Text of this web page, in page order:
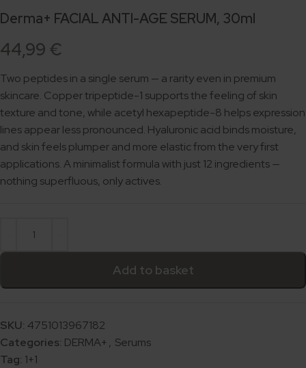
Derma+ FACIAL ANTI-AGE SERUM, 30ml
44,99 €
Two peptides in a single serum — a rarity even in premium
skincare. Copper tripeptide-1 supports the feeling of skin
texture and tone, while acetyl hexapeptide-8 helps expression
lines appear less pronounced. Hyaluronic acid binds moisture,
and skin feels plumper and more elastic from the very first
applications. A minimalist formula with just 12 ingredients —
nothing superfluous, only actives.
Add to basket
SKU: 4751013967182
Categories: DERMA+, Serums
Tag: 1+1